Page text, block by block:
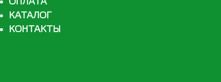
КАТАЛОГ
КОНТАКТЫ